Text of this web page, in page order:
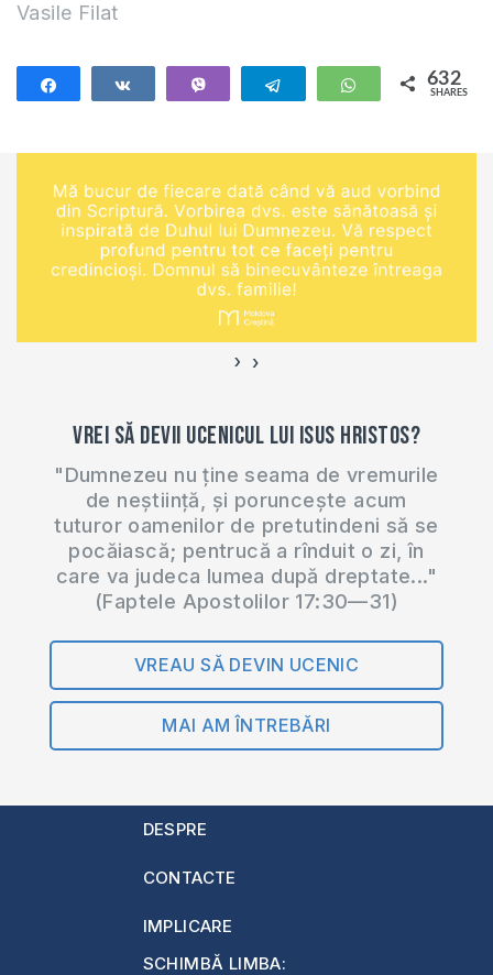
Vasile Filat
Telegram WhatsApp
632
SHARES
‹ ›
Vrei să devii ucenicul lui Isus Hristos?
"Dumnezeu nu ține seama de vremurile
de neștiință, și poruncește acum
tuturor oamenilor de pretutindeni să se
pocăiască; pentrucă a rînduit o zi, în
care va judeca lumea după dreptate..."
(Faptele Apostolilor 17:30—31)
VREAU SĂ DEVIN UCENIC
MAI AM ÎNTREBĂRI
DESPRE
CONTACTE
IMPLICARE
SCHIMBĂ LIMBA: